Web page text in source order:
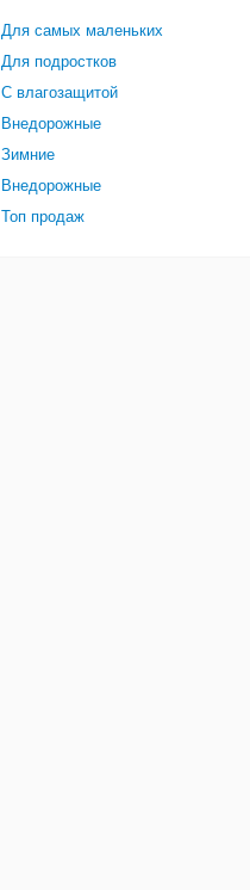
Для самых маленьких
Для подростков
С влагозащитой
Внедорожные
Зимние
Внедорожные
Топ продаж